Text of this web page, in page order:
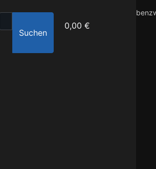
Suchen
0,00 €